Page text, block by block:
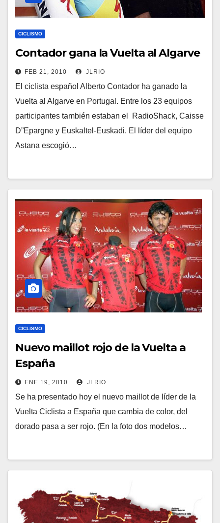
CICLISMO
Contador gana la Vuelta al Algarve
FEB 21, 2010 JLRIO
El ciclista español Alberto Contador ha ganado la
Vuelta al Algarve en Portugal. Entre los 23 equipos
participantes también estaban el RadioShack, Caisse
D”Epargne y Euskaltel-Euskadi. El líder del equipo
Astana escogió…
CICLISMO
Nuevo maillot rojo de la Vuelta a
España
ENE 19, 2010 JLRIO
Se ha presentado hoy el nuevo maillot de líder de la
Vuelta Ciclista a España que cambia de color, del
dorado pasa a ser rojo. (En la foto dos modelos…